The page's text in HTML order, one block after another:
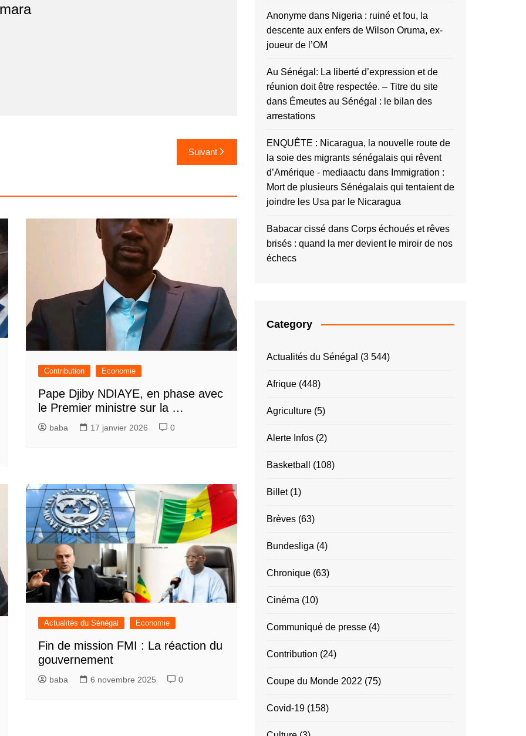
Suivant
Contribution Economie
Pape Djiby NDIAYE, en phase avec
le Premier ministre sur la …
baba 17 janvier 2026 0
Actualités du Sénégal Economie
Fin de mission FMI : La réaction du
gouvernement
baba 6 novembre 2025 0
Anonyme dans Nigeria : ruiné et fou, la
descente aux enfers de Wilson Oruma, ex-
joueur de l’OM
Au Sénégal: La liberté d’expression et de
réunion doit être respectée. – Titre du site
dans Émeutes au Sénégal : le bilan des
arrestations
ENQUÊTE : Nicaragua, la nouvelle route de
la soie des migrants sénégalais qui rêvent
d’Amérique - mediaactu dans Immigration :
Mort de plusieurs Sénégalais qui tentaient de
joindre les Usa par le Nicaragua
Babacar cissé dans Corps échoués et rêves
brisés : quand la mer devient le miroir de nos
échecs
Category
Actualités du Sénégal (3 544)
Afrique (448)
Agriculture (5)
Alerte Infos (2)
Basketball (108)
Billet(1)
Brèves (63)
Bundesliga (4)
Chronique (63)
Cinéma (10)
Communiqué de presse (4)
Contribution (24)
Coupe du Monde 2022 (75)
Covid-19 (158)